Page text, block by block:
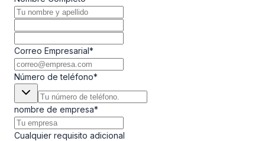
Correo Empresarial*
Número de teléfono*
nombre de empresa*
Cualquier requisito adicional